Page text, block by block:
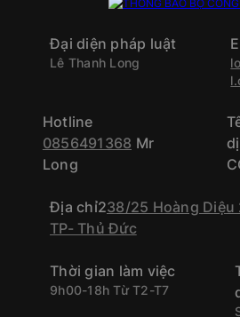
Đại diện pháp luật
Lê Thanh Long
Hotline
0856491368 Mr
Long
Địa chỉ238/25 Hoàng Diệu
TP- Thủ Đức
Thời gian làm việc
9h00-18h Từ T2-T7